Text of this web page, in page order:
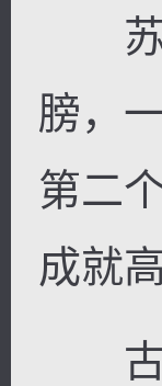
苏
膀，
第二
成就
古